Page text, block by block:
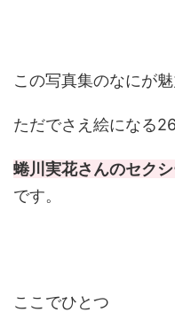
この写真集のなにが
ただでさえ絵になる
蜷川実花さんのセク
です。
ここでひとつ